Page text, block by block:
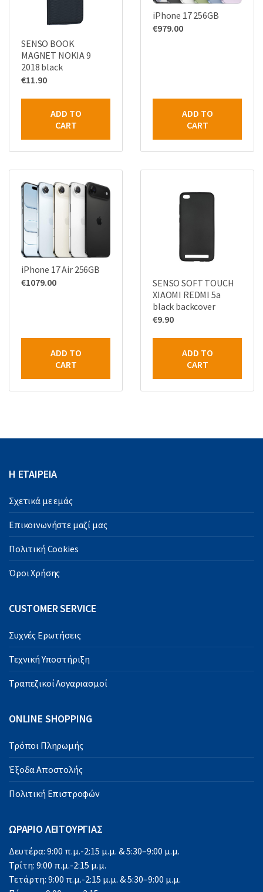
SENSO BOOK
MAGNET NOKIA 9
2018 black
€11.90
ADD TO
CART
iPhone 17 256GB
€979.00
ADD TO
CART
iPhone 17 Air 256GB
€1079.00
ADD TO
CART
SENSO SOFT TOUCH
XIAOMI REDMI 5a
black backcover
€9.90
ADD TO
CART
Η ΕΤΑΙΡΕΙΑ
Σχετικά με εμάς
Επικοινωνήστε μαζί μας
Πολιτική Cookies
Όροι Χρήσης
CUSTOMER SERVICE
Συχνές Ερωτήσεις
Τεχνική Υποστήριξη
Τραπεζικοί Λογαριασμοί
ONLINE SHOPPING
Τρόποι Πληρωμής
Έξοδα Αποστολής
Πολιτική Επιστροφών
ΩΡΑΡΙΟ ΛΕΙΤΟΥΡΓΙΑΣ
Δευτέρα: 9:00 π.μ.-2:15 μ.μ. & 5:30–9:00 μ.μ.
Τρίτη: 9:00 π.μ.-2:15 μ.μ.
Τετάρτη: 9:00 π.μ.-2:15 μ.μ. & 5:30–9:00 μ.μ.